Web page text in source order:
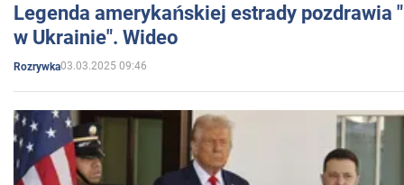
Legenda amerykańskiej estrady pozdrawia
w Ukrainie". Wideo
Rozrywka03.03.2025 09:46